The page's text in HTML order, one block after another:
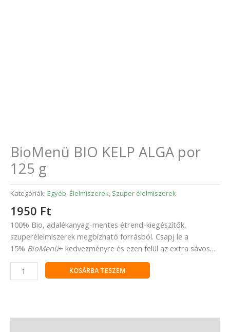
BioMenü BIO KELP ALGA por
125 g
Kategóriák: Egyéb, Élelmiszerek, Szuper élelmiszerek
1950 Ft
100% Bio, adalékanyag-mentes étrend-kiegészítők,
szuperélelmiszerek megbízható forrásból. Csapj le a
15% BioMenü+ kedvezményre és ezen felül az extra sávos…
KOSÁRBA TESZEM